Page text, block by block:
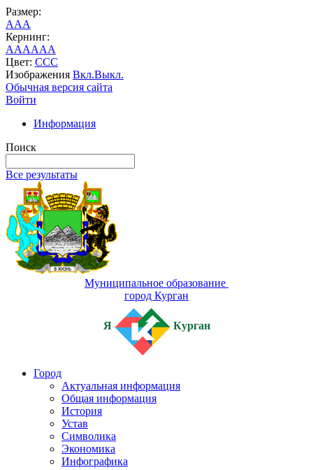
Размер:
AAA
Кернинг:
AAAAAA
Цвет: CCC
Изображения Вкл.Выкл.
Обычная версия сайта
Войти
Информация
Поиск
Все результаты
Муниципальное образование
город Курган
Я Курган
Город
Актуальная информация
Общая информация
История
Устав
Символика
Экономика
Инфографика